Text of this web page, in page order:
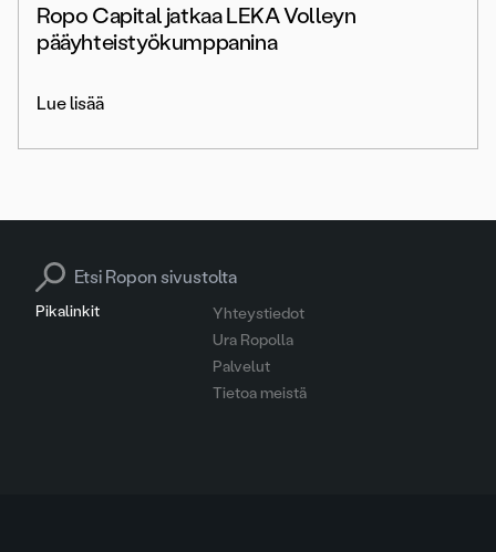
Ropo Capital jatkaa LEKA Volleyn
pääyhteistyökumppanina
Lue lisää
Pikalinkit
Yhteystiedot
Ura Ropolla
Palvelut
Tietoa meistä
Search for: